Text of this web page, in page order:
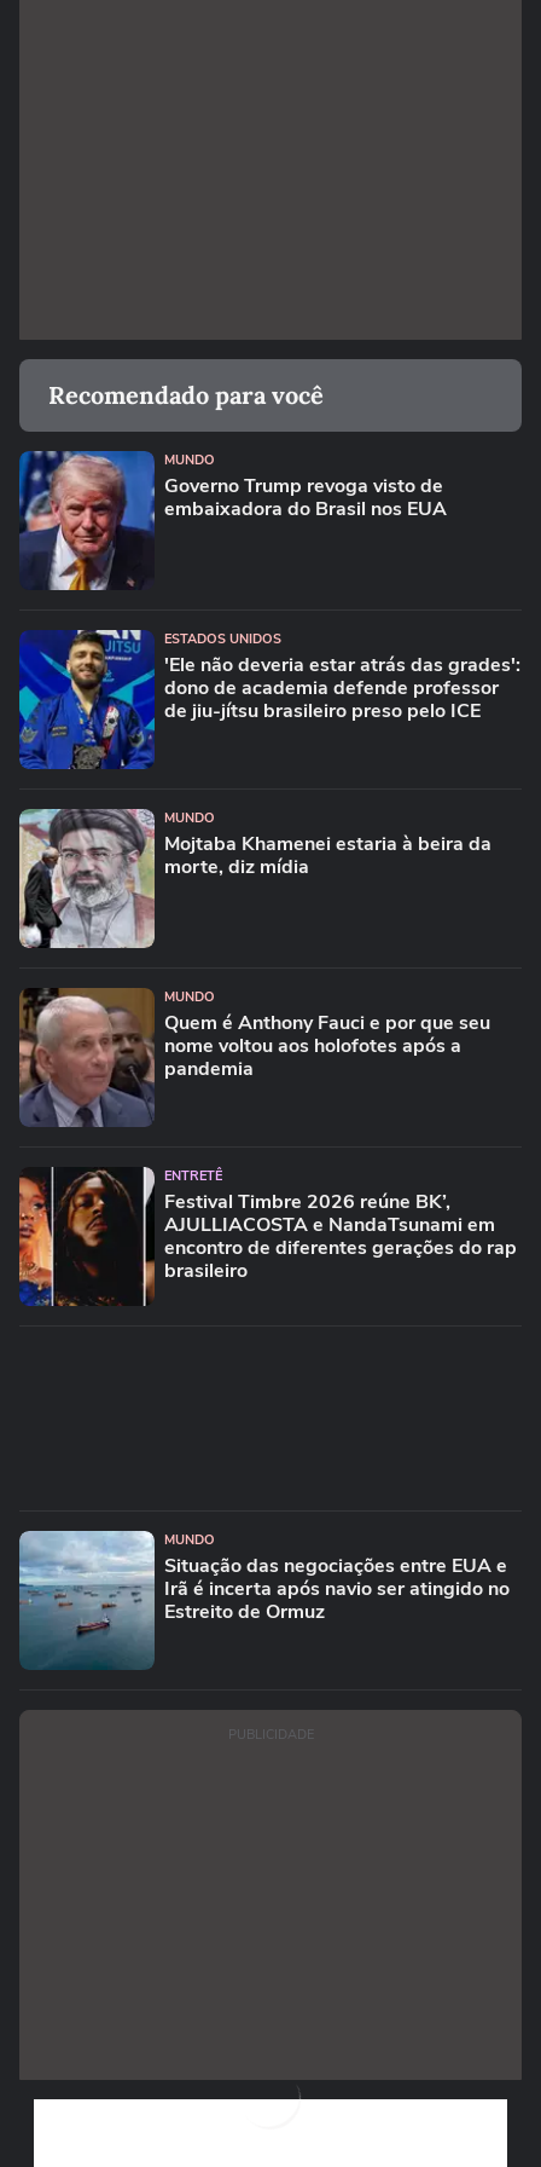
Recomendado para você
MUNDO
Governo Trump revoga visto de
embaixadora do Brasil nos EUA
ESTADOS UNIDOS
'Ele não deveria estar atrás das grades':
dono de academia defende professor
de jiu-jítsu brasileiro preso pelo ICE
MUNDO
Mojtaba Khamenei estaria à beira da
morte, diz mídia
MUNDO
Quem é Anthony Fauci e por que seu
nome voltou aos holofotes após a
pandemia
ENTRETÊ
Festival Timbre 2026 reúne BK’,
AJULLIACOSTA e NandaTsunami em
encontro de diferentes gerações do rap
brasileiro
MUNDO
Situação das negociações entre EUA e
Irã é incerta após navio ser atingido no
Estreito de Ormuz
PUBLICIDADE